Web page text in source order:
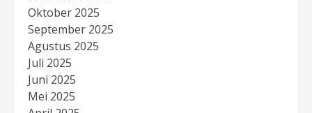
Oktober 2025
September 2025
Agustus 2025
Juli 2025
Juni 2025
Mei 2025